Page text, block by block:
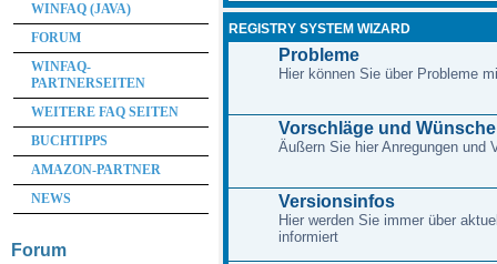
REGISTRY SYSTEM WIZARD
Probleme
Hier können Sie über Probleme
Vorschläge und Wünsche
Äußern Sie hier Anregungen und
Versionsinfos
Hier werden Sie immer über
informiert
WINFAQ (JAVA)
FORUM
WINFAQ-
PARTNERSEITEN
WEITERE FAQ SEITEN
BUCHTIPPS
AMAZON-PARTNER
NEWS
Forum